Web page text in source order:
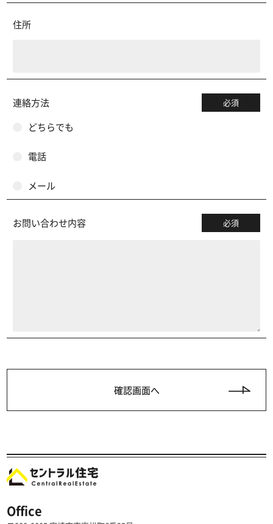
住所
連絡方法 必須
どちらでも
電話
メール
お問い合わせ内容 必須
Office